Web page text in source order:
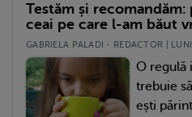
Testăm și
ceai pe care l-am băut
GABRIELA PALADI - REDACTOR |
O regulă
trebuie
ești